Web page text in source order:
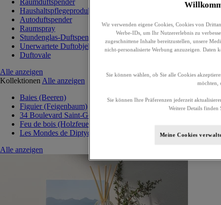
Raumduftspender
Haushaltspflegeprodukte
Autoduftspender
Raumspray
Stundenglas-Duftspender
Unerwartete Duftobjekte
Duftovale
Alle anzeigen
Kollektionen Alle anzeigen
Baies (Beeren)
Figuier (Feigenbaum)
34 Boulevard Saint-Germain
Feu de bois (Holzfeuer)
Les Mondes de Diptyque
Alle anzeigen
Wir verwenden eigene Cookies, Cookies von
Werbe-IDs, um Ihr Nutzererlebnis zu
zugeschnittene Inhalte bereitzustellen, unsere
nicht-personalisierte Werbung anzuzeigen. Daten
Sie können wählen, ob Sie alle Cookies
möchten,
Sie können Ihre Präferenzen jederzeit
Weitere Details finden
Meine Cookies